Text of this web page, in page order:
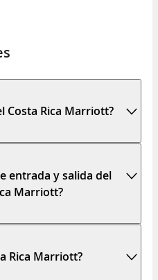
Costa Rica Marriott?
entrada y salida del
Marriott?
Rica Marriott?